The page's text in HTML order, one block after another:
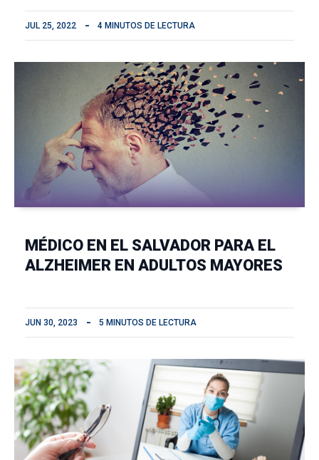
JUL 25, 2022 4 MINUTOS DE LECTURA
MÉDICO EN EL SALVADOR PARA EL
ALZHEIMER EN ADULTOS MAYORES
JUN 30, 2023 5 MINUTOS DE LECTURA